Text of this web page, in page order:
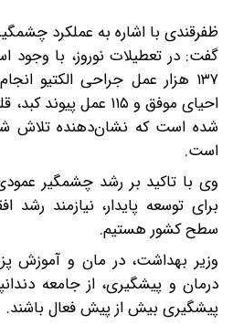
ظفرقندی با اشاره به عملکرد
گفت: در تعطیلات نوروز، با وجود
احیای موفق و ۱۱۵ عمل
شده است که نشان‌دهنده تلاش
است.
وی با تاکید بر رشد چشمگیر
برای توسعه پایدار، نیازمند
سطح کشور هستیم.
وزیر بهداشت، در مان و آموزش
درمان و پیشگیری، از جامعه
پیشگیری بیش از پیش فعال باشند.